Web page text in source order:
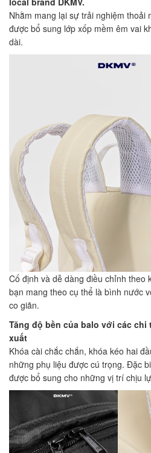
Nhằm mang lại sự trải nghiệm thoải
được bổ sung lớp xốp mềm êm vai
dài.
Cố định và dễ dàng điều chỉnh theo
bạn mang theo cụ thể là bình nước
co giãn.
Tăng độ bền của balo với các chi
xuất
Khóa cài chắc chắn, khóa kéo hai
những phụ liệu được cú trọng. Đặc
được bổ sung cho những vị trí chịu